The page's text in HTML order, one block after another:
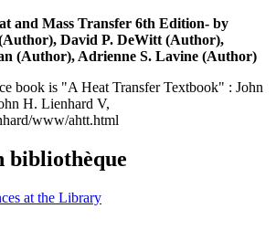
and Mass Transfer 6th Edition- by
David P. DeWitt (Author),
(Author), Adrienne S. Lavine (Author)
book is "A Heat Transfer Textbook" : John
H. Lienhard V,
www/ahtt.html
bibliothèque
at the Library